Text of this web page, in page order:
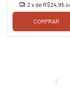
2 x de R$24,95
COMPRAR